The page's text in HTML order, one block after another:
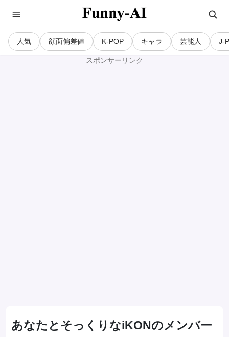
人気 顔面偏差値 K-POP キャラ 芸能人 J-
スポンサーリンク
あなたとそっくりなiKONのメンバー